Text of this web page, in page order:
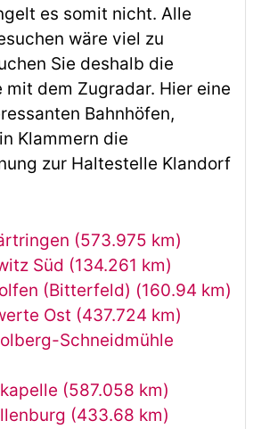
es somit nicht. Alle
wäre viel zu
Sie deshalb die
mit dem Zugradar. Hier eine
Bahnhöfen,
Klammern die
zur Haltestelle Klandorf
(573.975 km)
Süd (134.261 km)
(Bitterfeld) (160.94 km)
Ost (437.724 km)
Schneidmühle
(587.058 km)
(433.68 km)